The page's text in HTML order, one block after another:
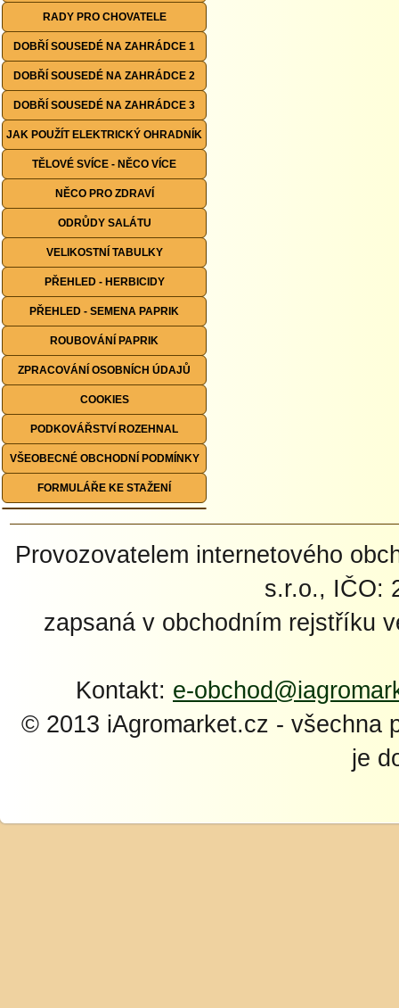
RADY PRO CHOVATELE
DOBŘÍ SOUSEDÉ NA ZAHRÁDCE 1
DOBŘÍ SOUSEDÉ NA ZAHRÁDCE 2
DOBŘÍ SOUSEDÉ NA ZAHRÁDCE 3
JAK POUŽÍT ELEKTRICKÝ OHRADNÍK
TĚLOVÉ SVÍCE - NĚCO VÍCE
NĚCO PRO ZDRAVÍ
ODRŮDY SALÁTU
VELIKOSTNÍ TABULKY
PŘEHLED - HERBICIDY
PŘEHLED - SEMENA PAPRIK
ROUBOVÁNÍ PAPRIK
ZPRACOVÁNÍ OSOBNÍCH ÚDAJŮ
COOKIES
PODKOVÁŘSTVÍ ROZEHNAL
VŠEOBECNÉ OBCHODNÍ PODMÍNKY
FORMULÁŘE KE STAŽENÍ
Provozovatelem internetového
s.r.o., IČO:
zapsaná v obchodním rejstříku
Kontakt: e-
© 2013 iAgromarket.cz - všechna
je